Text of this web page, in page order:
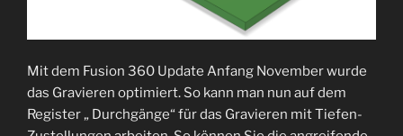
Mit dem Fusion 360 Update Anfang November wurde
das Gravieren optimiert. So kann man nun auf dem
Register „ Durchgänge“ für das Gravieren mit Tiefen-